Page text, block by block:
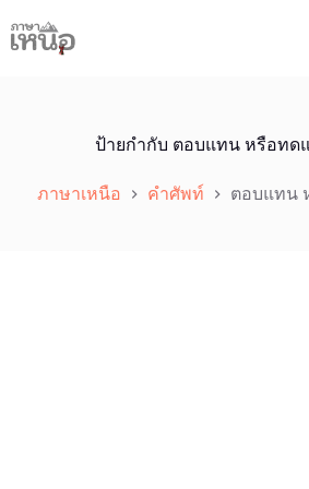
to
content
ป้ายกำกับ ตอบแทน หรือทด
ภาษาเหนือ คำศัพท์ ตอบแทน